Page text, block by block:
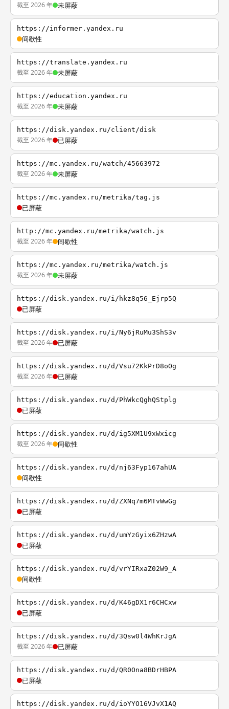
截至 2026 年 未屏蔽
https://informer.yandex.ru
间歇性
https://translate.yandex.ru
截至 2026 年 未屏蔽
https://education.yandex.ru
截至 2026 年 未屏蔽
https://disk.yandex.ru/client/disk
截至 2026 年 已屏蔽
https://mc.yandex.ru/watch/45663972
截至 2026 年 未屏蔽
https://mc.yandex.ru/metrika/tag.js
已屏蔽
http://mc.yandex.ru/metrika/watch.js
截至 2026 年 间歇性
https://mc.yandex.ru/metrika/watch.js
截至 2026 年 未屏蔽
https://disk.yandex.ru/i/hkz8q56_Ejrp5Q
已屏蔽
https://disk.yandex.ru/i/Ny6jRuMu3ShS3v
截至 2026 年 已屏蔽
https://disk.yandex.ru/d/Vsu72KkPrD8oOg
截至 2026 年 已屏蔽
https://disk.yandex.ru/d/PhWkcQghQStplg
已屏蔽
https://disk.yandex.ru/d/ig5XM1U9xWxicg
截至 2026 年 间歇性
https://disk.yandex.ru/d/nj63Fyp167ahUA
间歇性
https://disk.yandex.ru/d/ZXNq7m6MTvWwGg
已屏蔽
https://disk.yandex.ru/d/umYzGyix6ZHzwA
已屏蔽
https://disk.yandex.ru/d/vrYIRxaZ02W9_A
间歇性
https://disk.yandex.ru/d/K46gDX1r6CHCxw
已屏蔽
https://disk.yandex.ru/d/3Qsw0l4WhKrJgA
截至 2026 年 已屏蔽
https://disk.yandex.ru/d/QR0Ona8BDrHBPA
已屏蔽
https://disk.yandex.ru/d/ioYYO16VJvX1AQ